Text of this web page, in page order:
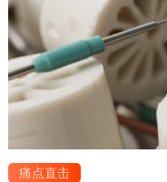
痛点直击